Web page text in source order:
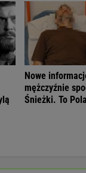
Nowe
mężczyźnie
Śnieżki. To